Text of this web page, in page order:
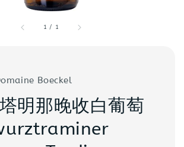
1 / 1
Boeckel
明那晚收白葡萄